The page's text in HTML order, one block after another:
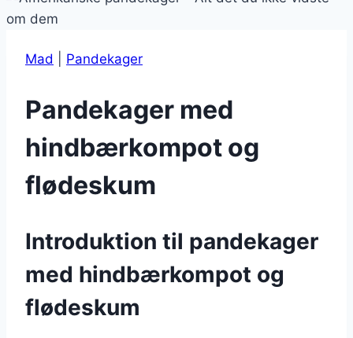
Mad Pandekager
Pandekager med
hindbærkompot og
flødeskum
Introduktion til pandekager
med hindbærkompot og
flødeskum